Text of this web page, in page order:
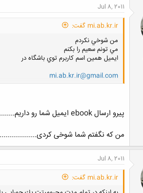
ن
ش
ا
Jul 8, 2011
mi.ab.kr.ir گفت:
من شوخي نكردم
مي تونم سعيم را بكنم
ايميل همين اسم كاربرم توي باشگاه در
mi.ab.kr.ir@gmail.com
پیرو ارسال ebook ایمیل شما رو داریم............ ولی بازم سپاس
من که نگفتم شما شوخی
Jul 8, 2011
mi.ab.kr.ir گفت: